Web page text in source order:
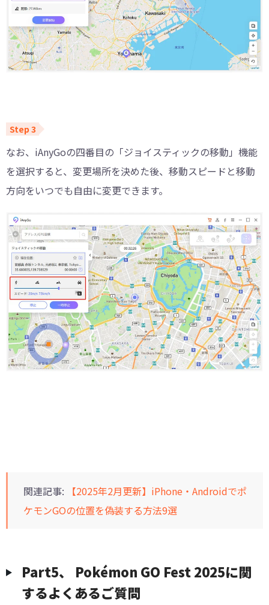
なお、iAnyGoの四番目の「ジョイスティックの移動」機能
を選択すると、変更場所を決めた後、移動スピードと移動
方向をいつでも自由に変更できます。
関連記事:
【2025年2月更新】iPhone・Androidでポ
ケモンGOの位置を偽装する方法9選
Part5、 Pokémon GO Fest 2025に関
するよくあるご質問